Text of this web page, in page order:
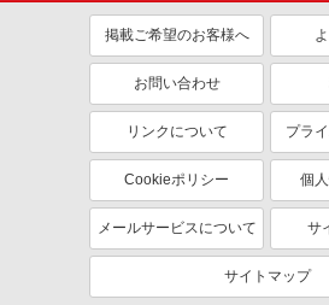
掲載ご希望のお客様へ
お問い合わせ
リンクについて プラ
Cookieポリシー 個
メールサービスについて サ
サイトマップ